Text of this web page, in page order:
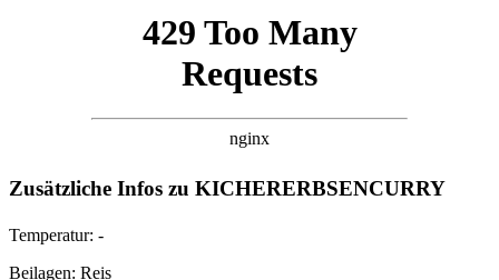
Zusätzliche Infos zu KICHERERBSENCURRY
Temperatur: -
Beilagen: Reis